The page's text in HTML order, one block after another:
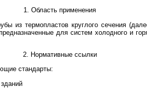
1. Область применения
из термопластов круглого сечения
для систем холодного и
2. Нормативные ссылки
стандарты: